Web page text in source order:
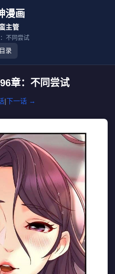
漫画
主管
不同尝试
目录
章：不同尝试
|下一话 →